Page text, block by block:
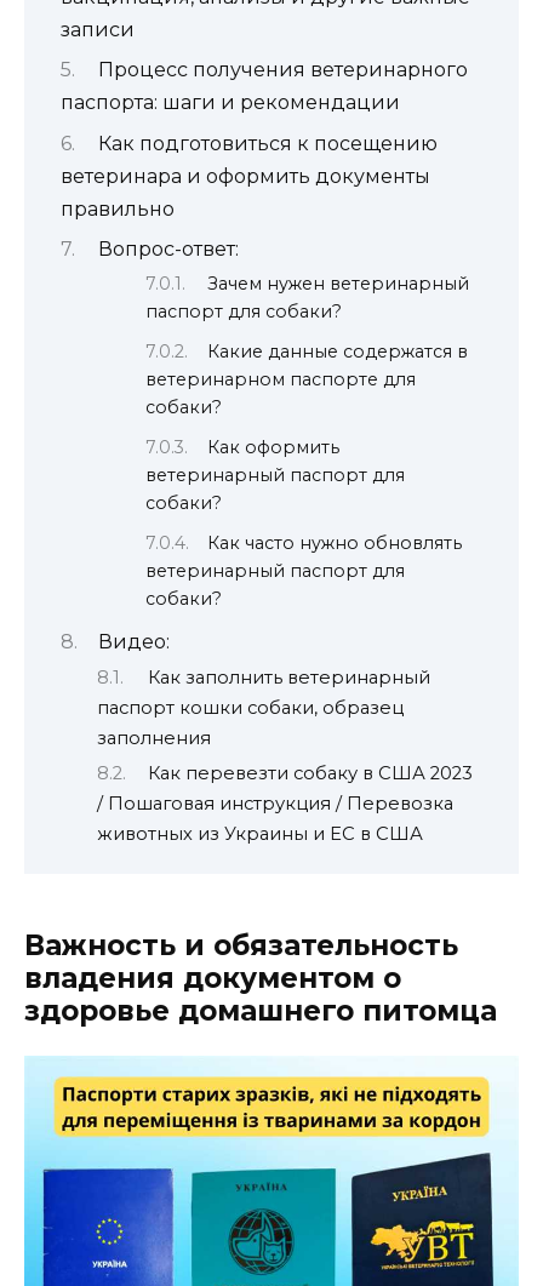
записи
Процесс получения ветеринарного
паспорта: шаги и рекомендации
Как подготовиться к посещению
ветеринара и оформить документы
правильно
Вопрос-ответ:
Зачем нужен ветеринарный
паспорт для собаки?
Какие данные содержатся в
ветеринарном паспорте для
собаки?
Как оформить
ветеринарный паспорт для
собаки?
Как часто нужно обновлять
ветеринарный паспорт для
собаки?
Видео:
Как заполнить ветеринарный
паспорт кошки собаки, образец
заполнения
Как перевезти собаку в США 2023
/ Пошаговая инструкция / Перевозка
животных из Украины и ЕС в США
Важность и обязательность
владения документом о
здоровье домашнего питомца